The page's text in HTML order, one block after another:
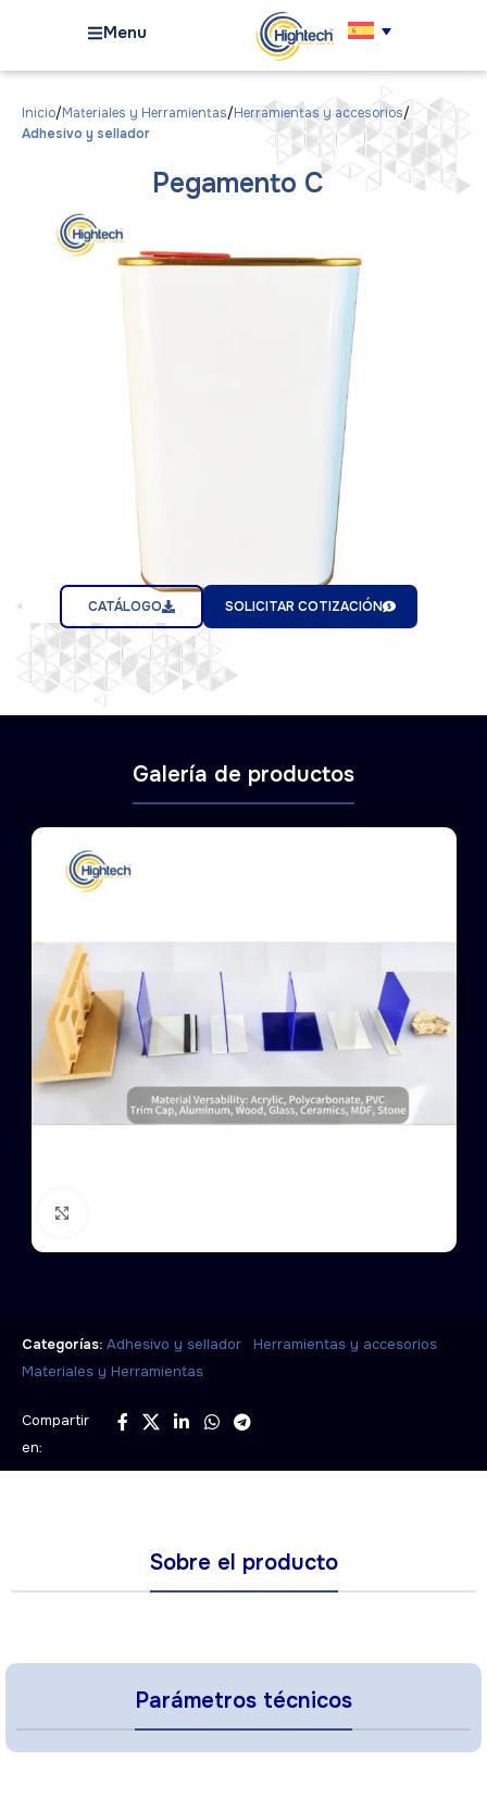
Menu
Inicio Materiales y Herramientas Herramientas y accesorios
Adhesivo y sellador
Pegamento C
CATÁLOGO SOLICITAR COTIZACIÓN
Galería de productos
Categorías: Adhesivo y sellador Herramientas y accesorios
Materiales y Herramientas
Compartir
en:
Sobre el producto
Parámetros técnicos